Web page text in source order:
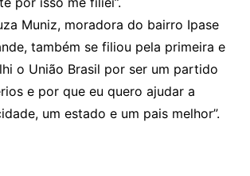
Muniz, moradora do bairro Ipase
também se filiou pela primeira e
o União Brasil por ser um partido
e por que eu quero ajudar a
um estado e um pais melhor”.